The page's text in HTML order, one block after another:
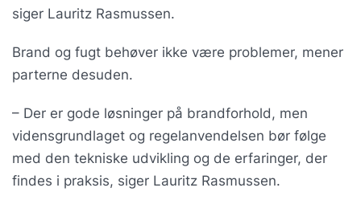
siger Lauritz Rasmussen.
Brand og fugt behøver ikke være problemer, mener
parterne desuden.
– Der er gode løsninger på brandforhold, men
vidensgrundlaget og regelanvendelsen bør følge
med den tekniske udvikling og de erfaringer, der
findes i praksis, siger Lauritz Rasmussen.